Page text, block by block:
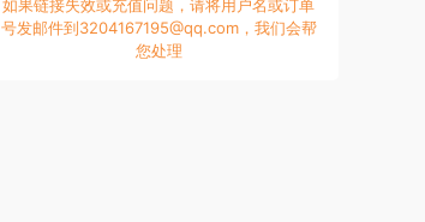
如果链接失效或充值问题，请将用户名或订单
号发邮件到3204167195@qq.com，我们会帮
您处理